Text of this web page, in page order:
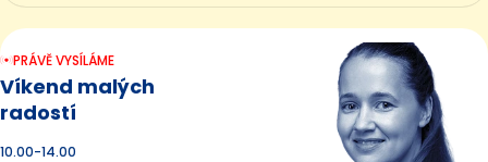
PRÁVĚ VYSÍLÁME
Víkend malých
radostí
10.00-14.00